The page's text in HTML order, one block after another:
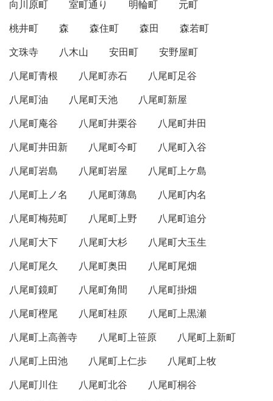
向川原町 室町通り 明輪町
元町
桃井町
森 森住町 森田
森若町
文珠寺
八木山 安田町
安野屋町
八尾町青根
八尾町赤石
八尾町足谷
八尾町油
八尾町天池
八尾町新屋
八尾町庵谷
八尾町井栗谷
八尾町井田
八尾町井田新
八尾町今町
八尾町入谷
八尾町岩島
八尾町岩屋
八尾町上ケ島
八尾町上ノ名
八尾町薄島
八尾町内名
八尾町梅苑町
八尾町上野
八尾町追分
八尾町大下
八尾町大杉
八尾町大玉生
八尾町尾久
八尾町奥田
八尾町尾畑
八尾町鏡町
八尾町角間
八尾町掛畑
八尾町樫尾
八尾町桂原
八尾町上黒瀬
八尾町上高善寺
八尾町上笹原
八尾町上新町
八尾町上田池
八尾町上仁歩
八尾町上牧
八尾町川住
八尾町北谷
八尾町桐谷